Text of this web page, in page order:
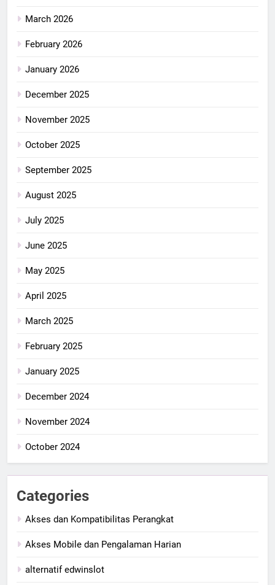
March 2026
February 2026
January 2026
December 2025
November 2025
October 2025
September 2025
August 2025
July 2025
June 2025
May 2025
April 2025
March 2025
February 2025
January 2025
December 2024
November 2024
October 2024
Categories
Akses dan Kompatibilitas Perangkat
Akses Mobile dan Pengalaman Harian
alternatif edwinslot